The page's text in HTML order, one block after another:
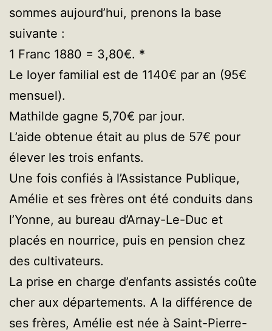
sommes aujourd’hui, prenons la base
suivante :
1 Franc 1880 = 3,80€. *
Le loyer familial est de 1140€ par an (95€
mensuel).
Mathilde gagne 5,70€ par jour.
L’aide obtenue était au plus de 57€ pour
élever les trois enfants.
Une fois confiés à l’Assistance Publique,
Amélie et ses frères ont été conduits dans
l’Yonne, au bureau d’Arnay-Le-Duc et
placés en nourrice, puis en pension chez
des cultivateurs.
La prise en charge d’enfants assistés coûte
cher aux départements. A la différence de
ses frères, Amélie est née à Saint-Pierre-